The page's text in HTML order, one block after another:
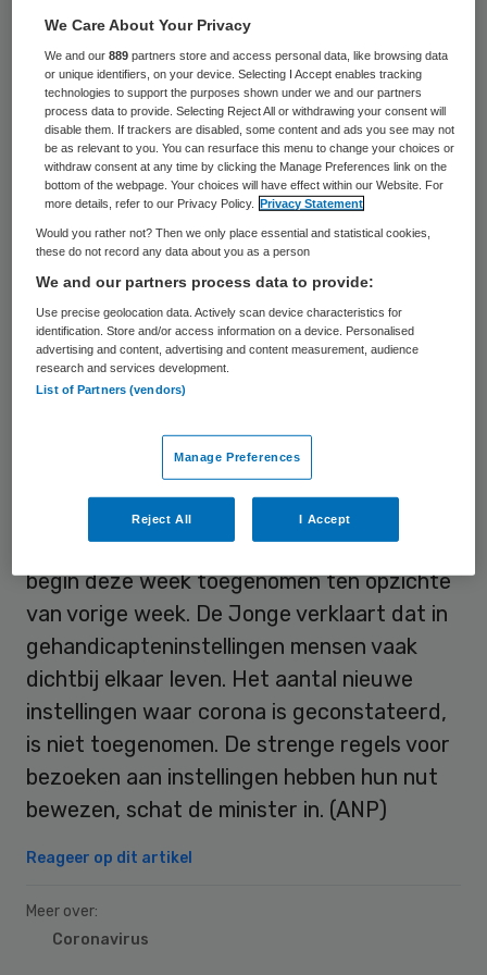
Het Rijksinstituut voor Volksgezondheid en
Milieu (RIVM) schat dat er meer dan 800
bewoners van gehandicapteninstellingen
besmet zijn met het coronavirus. Ongeveer
150 van hen zijn overleden, meldt
zorgminister Hugo de Jonge.
In 10 procent van de
gehandicapteninstellingen is sprake van
zeker één besmetting. Het gaat om zo’n
260 instellingen in totaal, laat de
bewindsman aan de Tweede Kamer weten.
Het aantal bevestigde besmettingen is
begin deze week toegenomen ten opzichte
van vorige week. De Jonge verklaart dat in
gehandicapteninstellingen mensen vaak
dichtbij elkaar leven. Het aantal nieuwe
instellingen waar corona is geconstateerd,
is niet toegenomen. De strenge regels voor
bezoeken aan instellingen hebben hun nut
bewezen, schat de minister in. (ANP)
Reageer op dit artikel
Meer over:
Coronavirus
We Care About Your Privacy
We and our889 partners store and access personal data, like browsing data
or unique identifiers, on your device. Selecting I Accept enables tracking
technologies to support the purposes shown under we and our partners
process data to provide. Selecting Reject All or withdrawing your consent will
disable them. If trackers are disabled, some content and ads you see may not
be as relevant to you. You can resurface this menu to change your choices or
withdraw consent at any time by clicking the Manage Preferences link on the
bottom of the webpage. Your choices will have effect within our Website. For
more details, refer to our Privacy Policy.
Privacy Statement
Would you rather not? Then we only place essential and statistical cookies,
these do not record any data about you as a person
We and our partners process data to provide:
Use precise geolocation data. Actively scan device characteristics for
identification. Store and/or access information on a device. Personalised
advertising and content, advertising and content measurement, audience
research and services development.
List of Partners (vendors)
Manage Preferences
Reject All I Accept